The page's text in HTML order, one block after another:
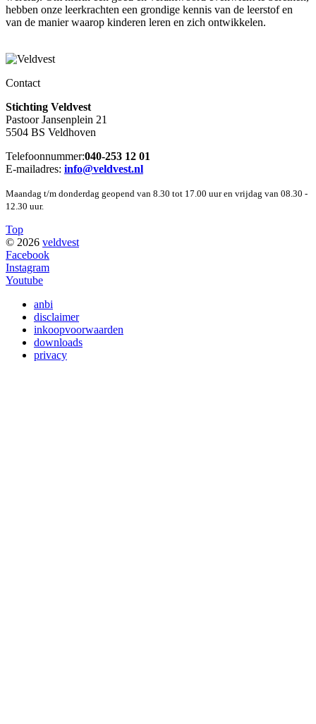
hebben onze leerkrachten een grondige kennis van de leerstof en
van de manier waarop kinderen leren en zich ontwikkelen.
Contact
Stichting Veldvest
Pastoor Jansenplein 21
5504 BS Veldhoven
Telefoonnummer:040-253 12 01
E-mailadres: info@veldvest.nl
Maandag t/m donderdag geopend van 8.30 tot 17.00 uur en vrijdag van 08.30 -
12.30 uur.
Top
© 2026 veldvest
Facebook
Instagram
Youtube
anbi
disclaimer
inkoopvoorwaarden
downloads
privacy